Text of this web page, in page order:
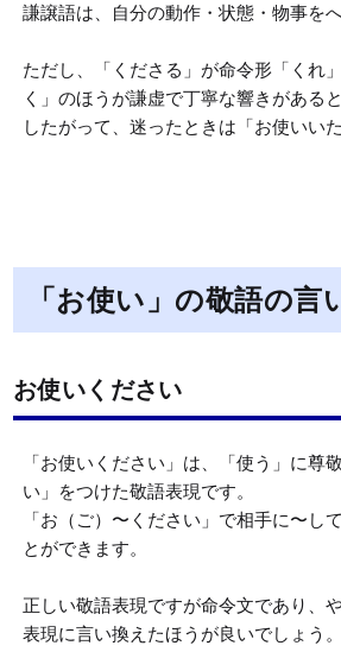
謙譲語は、自分の動作・状態・物事を
ただし、「くださる」が命令形「くれ
く」のほうが謙虚で丁寧な響きがある
したがって、迷ったときは「お使いい
「お使い」の敬語の言
お使いください
「お使いください」は、「使う」に
い」をつけた敬語表現です。
「お（ご）〜ください」で相手に〜
とができます。
正しい敬語表現ですが命令文であり、
表現に言い換えたほうが良いでしょう。